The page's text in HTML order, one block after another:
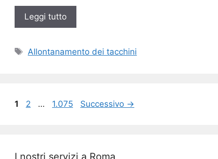
Leggi tutto
Tag
Allontanamento dei tacchini
Pagina
1 Pagina
2 … Pagina
1.075 Successivo →
I nostri servizi a Roma